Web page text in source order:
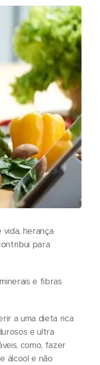
herança
para
e fibras
a uma dieta rica
e ultra
como, fazer
álcool e não